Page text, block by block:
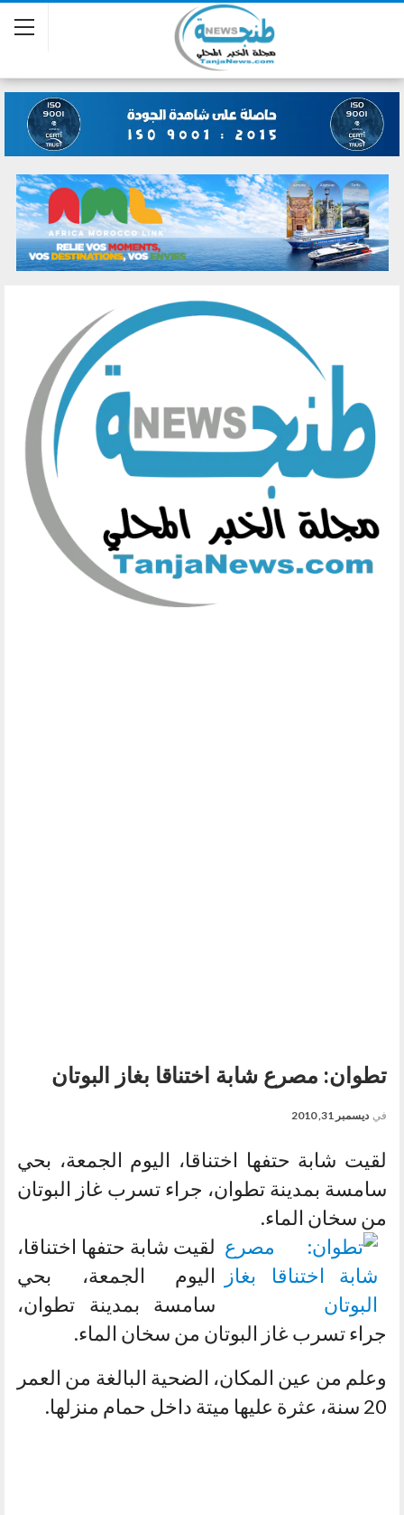
تطوان: مصرع شابة اختناقا بغاز البوتان
في ديسمبر 31, 2010
لقيت شابة حتفها اختناقا، اليوم الجمعة، بحي
سامسة بمدينة تطوان، جراء تسرب غاز البوتان
من سخان الماء.
لقيت شابة حتفها اختناقا،
اليوم الجمعة، بحي
سامسة بمدينة تطوان،
جراء تسرب غاز البوتان من سخان الماء.
وعلم من عين المكان، الضحية البالغة من العمر
20 سنة، عثرة عليها ميتة داخل حمام منزلها.